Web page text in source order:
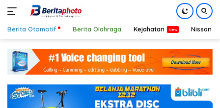
konten
Berita Otomotif Berita Olahraga Kejahatan Nissan